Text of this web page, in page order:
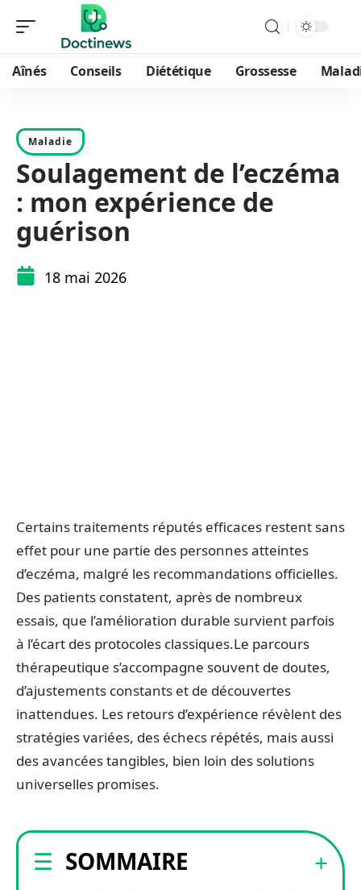
Aînés Conseils Diététique Grossesse
Maladie
Soulagement de l’eczéma
: mon expérience de
guérison
18 mai 2026
Certains traitements réputés efficaces restent sans
effet pour une partie des personnes atteintes
d’eczéma, malgré les recommandations officielles.
Des patients constatent, après de nombreux
essais, que l’amélioration durable survient parfois
à l’écart des protocoles classiques.Le parcours
thérapeutique s’accompagne souvent de doutes,
d’ajustements constants et de découvertes
inattendues. Les retours d’expérience révèlent des
stratégies variées, des échecs répétés, mais aussi
des avancées tangibles, bien loin des solutions
universelles promises.
SOMMAIRE